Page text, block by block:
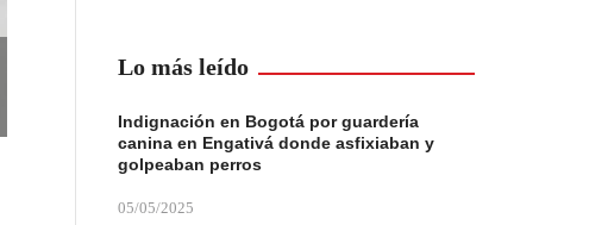
Lo más leído
Indignación en Bogotá por guardería
canina en Engativá donde asfixiaban y
golpeaban perros
05/05/2025